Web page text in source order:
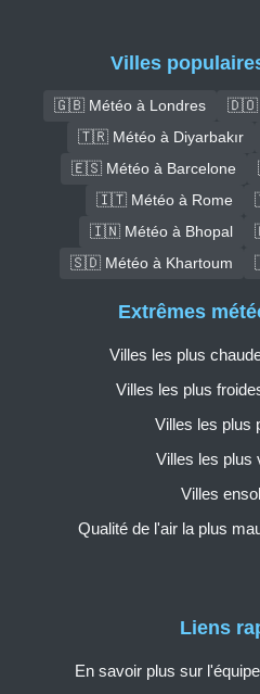
Villes
🇬🇧 Météo à Londres
🇩🇴
🇹🇷 Météo à Diyarbakır
🇪🇸 Météo à Barcelone
🇮🇹 Météo à Rome
🇮🇳 Météo à Bhopal
🇸🇩 Météo à Khartoum
Liens
En savoir plus sur
Extrêmes
Villes les plus
Villes les plus
Villes les plus
Villes les plus
Villes
Qualité de l'air la plus